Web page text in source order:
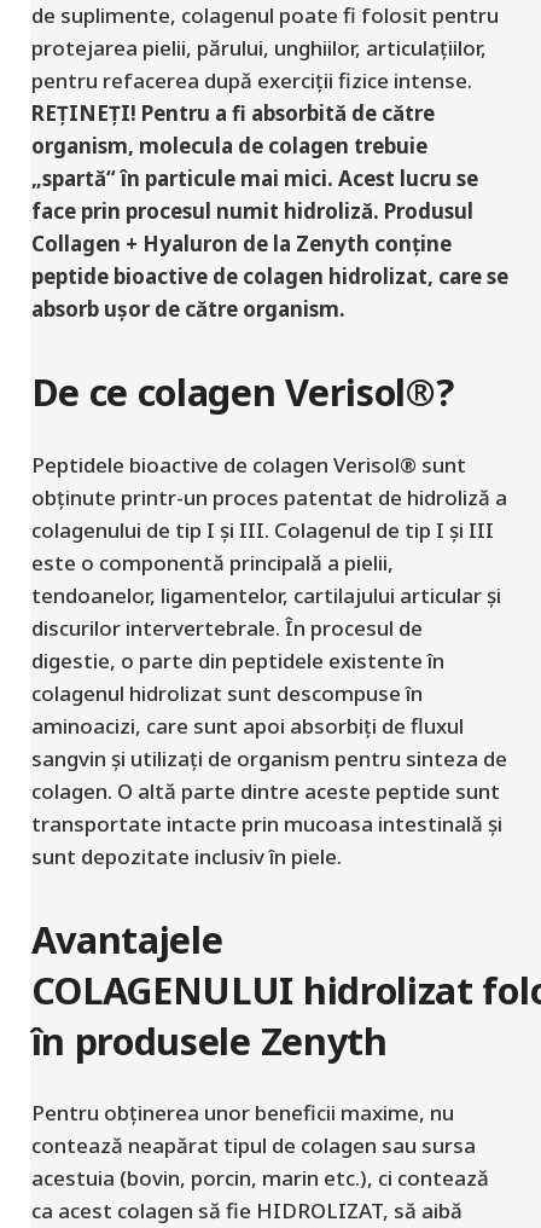
de suplimente, colagenul poate fi folosit pentru
protejarea pielii, părului, unghiilor, articulațiilor,
pentru refacerea după exerciții fizice intense.
REȚINEȚI! Pentru a fi absorbită de către
organism, molecula de colagen trebuie
„spartă“ în particule mai mici. Acest lucru se
face prin procesul numit hidroliză. Produsul
Collagen + Hyaluron de la Zenyth conține
peptide bioactive de colagen hidrolizat, care se
absorb ușor de către organism.
De ce colagen Verisol®?
Peptidele bioactive de colagen Verisol® sunt
obținute printr-un proces patentat de hidroliză a
colagenului de tip I și III. Colagenul de tip I și III
este o componentă principală a pielii,
tendoanelor, ligamentelor, cartilajului articular și
discurilor intervertebrale. În procesul de
digestie, o parte din peptidele existente în
colagenul hidrolizat sunt descompuse în
aminoacizi, care sunt apoi absorbiți de fluxul
sangvin și utilizați de organism pentru sinteza de
colagen. O altă parte dintre aceste peptide sunt
transportate intacte prin mucoasa intestinală și
sunt depozitate inclusiv în piele.
Avantajele
COLAGENULUI hidrolizat
în produsele Zenyth
Pentru obținerea unor beneficii maxime, nu
contează neapărat tipul de colagen sau sursa
acestuia (bovin, porcin, marin etc.), ci contează
ca acest colagen să fie HIDROLIZAT, să aibă